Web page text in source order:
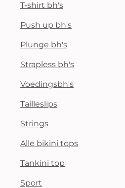
T-shirt bh's
Push up bh's
Plunge bh's
Strapless bh's
Voedingsbh's
Tailleslips
Strings
Alle bikini tops
Tankini top
Sport